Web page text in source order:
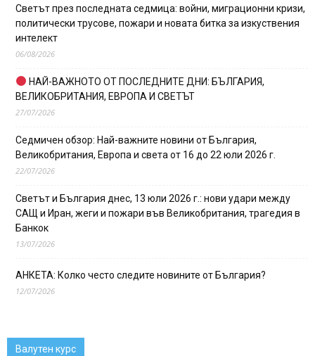
Светът през последната седмица: войни, миграционни кризи,
политически трусове, пожари и новата битка за изкуствения
интелект
06/08/2026
НАЙ-ВАЖНОТО ОТ ПОСЛЕДНИТЕ ДНИ: БЪЛГАРИЯ,
ВЕЛИКОБРИТАНИЯ, ЕВРОПА И СВЕТЪТ
27/07/2026
Седмичен обзор: Най-важните новини от България,
Великобритания, Европа и света от 16 до 22 юли 2026 г.
22/07/2026
Светът и България днес, 13 юли 2026 г.: нови удари между
САЩ и Иран, жеги и пожари във Великобритания, трагедия в
Банкок
13/07/2026
АНКЕТА: Колко често следите новините от България?
12/07/2026
Валутен курс